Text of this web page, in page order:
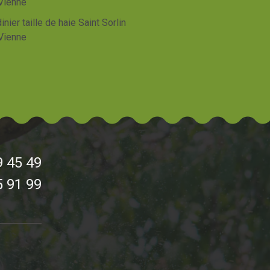
taille de haie Saint Sorlin
45 49
91 99